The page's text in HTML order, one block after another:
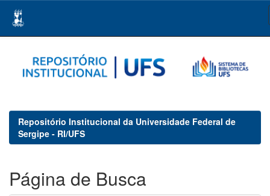
navigation
Repositório Institucional da Universidade Federal de
Sergipe - RI/UFS
Página de Busca